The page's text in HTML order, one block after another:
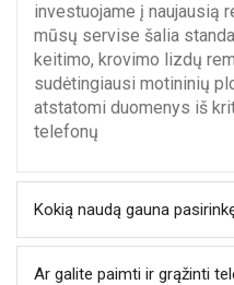
investuojame į naujausią
mūsų servise šalia
keitimo, krovimo lizdų
sudėtingiausi motininių
atstatomi duomenys iš
telefonų
Kokią naudą gauna
Ar galite paimti ir grąžinti